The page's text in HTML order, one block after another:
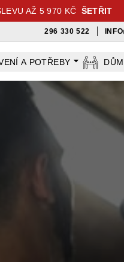
AŽ 5 970 KČ ŠETŘIT
296 330 522
A POTŘEBY